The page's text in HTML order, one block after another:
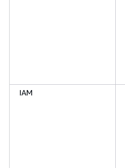
IAM